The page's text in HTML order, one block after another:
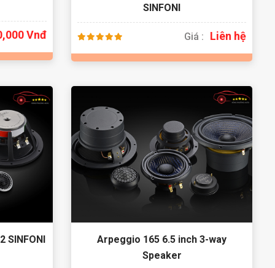
Vnđ
SINFONI
Giá : Liên hệ
SINFONI
Arpeggio 165 6.5 inch 3-way
Speaker